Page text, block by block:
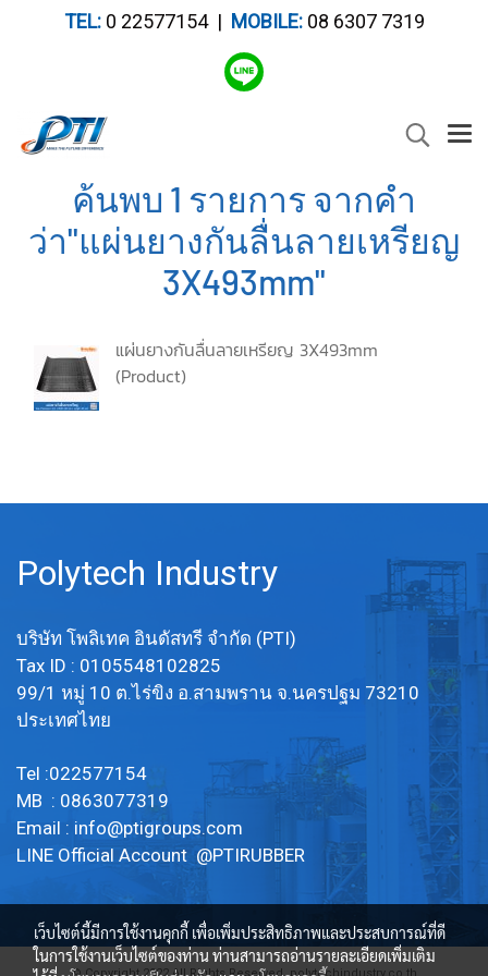
TEL:0 22577154 | MOBILE: 08 6307 7319
ค้นพบ 1 รายการ จากคำ
ว่า"แผ่นยางกันลื่นลายเหรียญ
3X493mm"
แผ่นยางกันลื่นลายเหรียญ 3X493mm
(Product)
Polytech Industry
บริษัท โพลิเทค อินดัสทรี จำกัด (PTI)
Tax ID : 0105548102825
99/1 หมู่ 10 ต.ไร่ขิง อ.สามพราน จ.นครปฐม 73210
ประเทศไทย
Tel :022577154
MB : 0863077319
Email : info@ptigroups.com
LINE Official Account @PTIRUBBER
เว็บไซต์นี้มีการใช้งานคุกกี้ เพื่อเพิ่มประสิทธิภาพและประสบการณ์ที่ดี
ในการใช้งานเว็บไซต์ของท่าน ท่านสามารถอ่านรายละเอียดเพิ่มเติม